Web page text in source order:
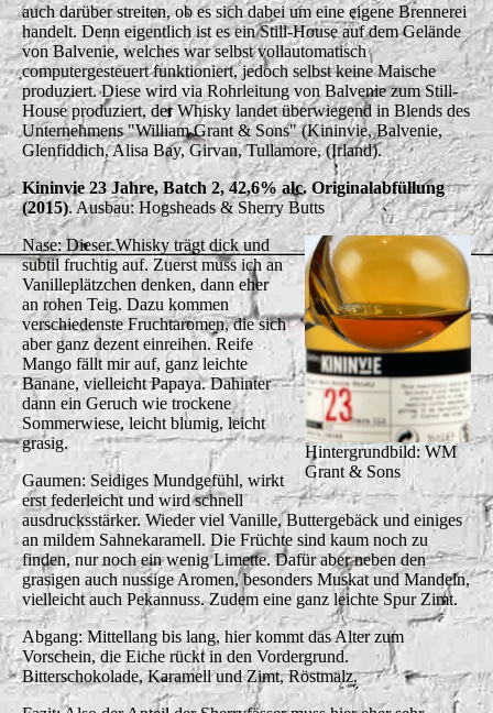
auch darüber streiten, ob es sich dabei um eine eigene Brennerei
handelt. Denn eigentlich ist es ein Still-House auf dem Gelände
von Balvenie, welches war selbst vollautomatisch
computergesteuert funktioniert, jedoch selbst keine Maische
produziert. Diese wird via Rohrleitung von Balvenie zum Still-
House produziert, der Whisky landet überwiegend in Blends des
Unternehmens "William Grant & Sons" (Kininvie, Balvenie,
Glenfiddich, Alisa Bay, Girvan, Tullamore, (Irland).
Kininvie 23 Jahre, Batch 2, 42,6% alc. Originalabfüllung
(2015). Ausbau: Hogsheads & Sherry Butts
Hintergrundbild: WM
Grant & Sons
Nase: Dieser Whisky trägt dick und
subtil fruchtig auf. Zuerst muss ich an
Vanilleplätzchen denken, dann eher
an rohen Teig. Dazu kommen
verschiedenste Fruchtaromen, die sich
aber ganz dezent einreihen. Reife
Mango fällt mir auf, ganz leichte
Banane, vielleicht Papaya. Dahinter
dann ein Geruch wie trockene
Sommerwiese, leicht blumig, leicht
grasig.
Gaumen: Seidiges Mundgefühl, wirkt
erst federleicht und wird schnell
ausdrucksstärker. Wieder viel Vanille, Buttergebäck und einiges
an mildem Sahnekaramell. Die Früchte sind kaum noch zu
finden, nur noch ein wenig Limette. Dafür aber neben den
grasigen auch nussige Aromen, besonders Muskat und Mandeln,
vielleicht auch Pekannuss. Zudem eine ganz leichte Spur Zimt.
Abgang: Mittellang bis lang, hier kommt das Alter zum
Vorschein, die Eiche rückt in den Vordergrund.
Bitterschokolade, Karamell und Zimt, Röstmalz.